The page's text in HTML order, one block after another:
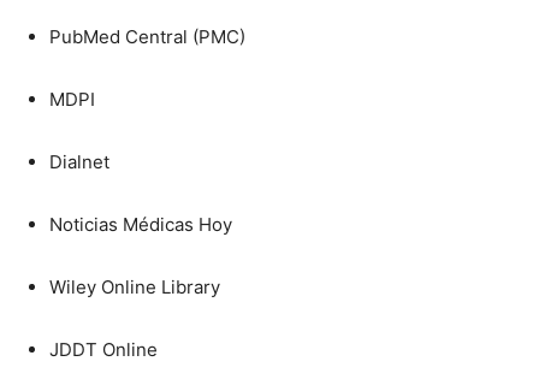
PubMed Central (PMC)
MDPI
Dialnet
Noticias Médicas Hoy
Wiley Online Library
JDDT Online